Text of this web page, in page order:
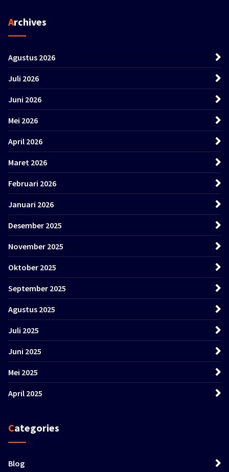
Archives
Agustus 2026
Juli 2026
Juni 2026
Mei 2026
April 2026
Maret 2026
Februari 2026
Januari 2026
Desember 2025
November 2025
Oktober 2025
September 2025
Agustus 2025
Juli 2025
Juni 2025
Mei 2025
April 2025
Categories
Blog